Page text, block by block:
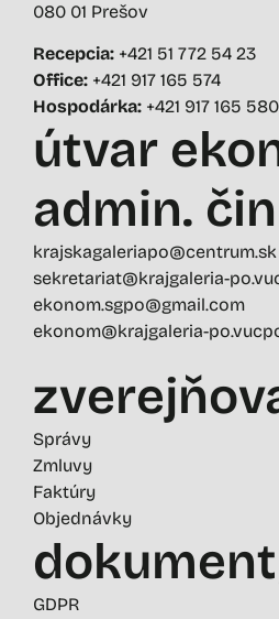
080 01 Prešov
Recepcia: +421 51 772 54 23
Office: +421 917 165 574
Hospodárka: +421 917 165 580
útvar
admin.
krajskagaleriapo@centrum.sk
sekretariat@krajgaleria-
ekonom.sgpo@gmail.com
ekonom@krajgaleria-
Správy
Zmluvy
Faktúry
Objednávky
GDPR